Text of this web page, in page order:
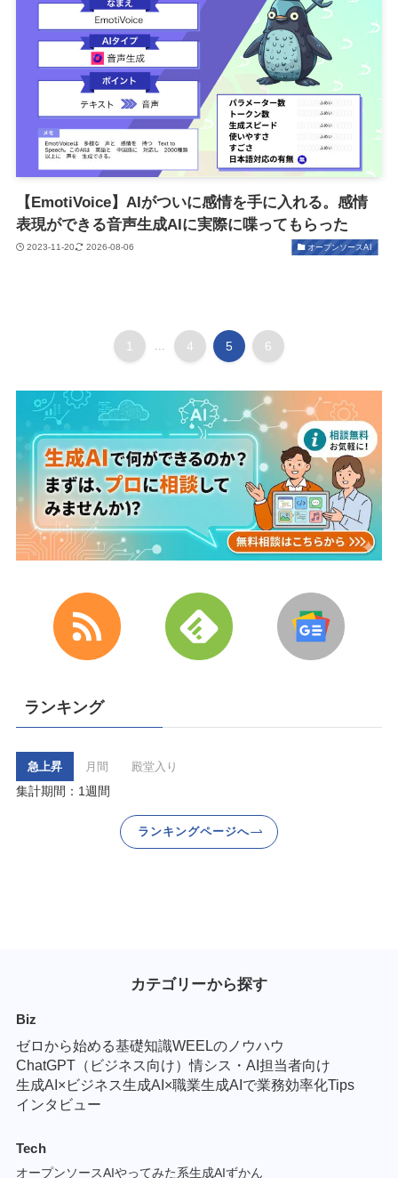
【EmotiVoice】AIがついに感情を手に入れる。感情
表現ができる音声生成AIに実際に喋ってもらった
2023-11-20 2026-08-06 オープンソースAI
1 ... 4 5 6
ランキング
急上昇 月間 殿堂入り
集計期間：1週間
ランキングページへ
カテゴリーから探す
Biz
ゼロから始める基礎知識WEELのノウハウ
ChatGPT（ビジネス向け）情シス・AI担当者向け
生成AI×ビジネス生成AI×職業生成AIで業務効率化Tips
インタビュー
Tech
オープンソースAIやってみた系生成AIずかん